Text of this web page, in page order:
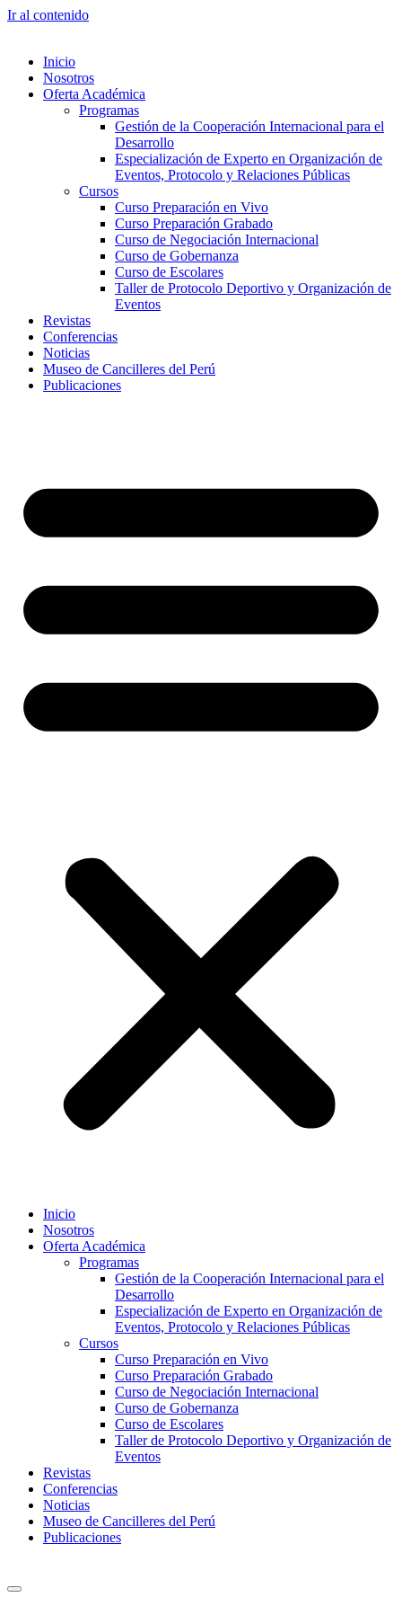
Ir al contenido
Inicio
Nosotros
Oferta Académica
Programas
Gestión de la Cooperación Internacional para el
Desarrollo
Especialización de Experto en Organización de
Eventos, Protocolo y Relaciones Públicas
Cursos
Curso Preparación en Vivo
Curso Preparación Grabado
Curso de Negociación Internacional
Curso de Gobernanza
Curso de Escolares
Taller de Protocolo Deportivo y Organización de
Eventos
Revistas
Conferencias
Noticias
Museo de Cancilleres del Perú
Publicaciones
Inicio
Nosotros
Oferta Académica
Programas
Gestión de la Cooperación Internacional para el
Desarrollo
Especialización de Experto en Organización de
Eventos, Protocolo y Relaciones Públicas
Cursos
Curso Preparación en Vivo
Curso Preparación Grabado
Curso de Negociación Internacional
Curso de Gobernanza
Curso de Escolares
Taller de Protocolo Deportivo y Organización de
Eventos
Revistas
Conferencias
Noticias
Museo de Cancilleres del Perú
Publicaciones